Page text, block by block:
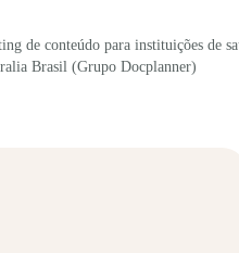
de conteúdo para instituições de
Brasil (Grupo Docplanner)